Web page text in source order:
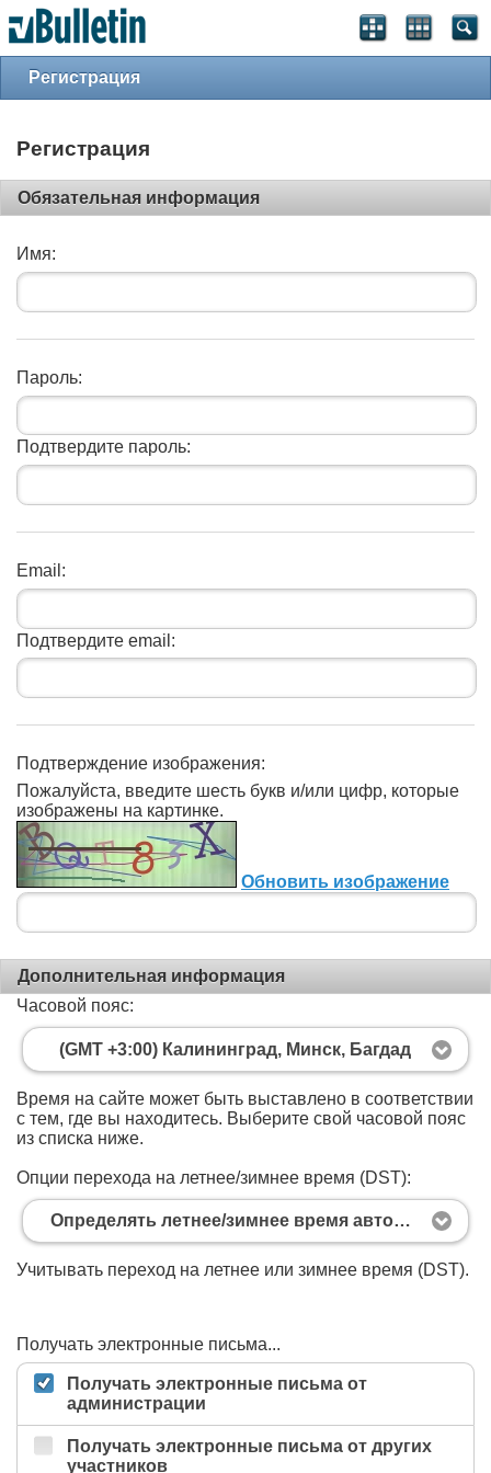
Регистрация
Регистрация
Обязательная информация
Имя:
Пароль:
Подтвердите пароль:
Email:
Подтвердите email:
Подтверждение изображения:
Пожалуйста, введите шесть букв и/или цифр, которые
изображены на картинке.
Обновить изображение
Дополнительная информация
Часовой пояс:
(GMT +3:00) Калининград, Минск, Багдад
Время на сайте может быть выставлено в соответствии
с тем, где вы находитесь. Выберите свой часовой пояс
из списка ниже.
Опции перехода на летнее/зимнее время (DST):
Определять летнее/зимнее время автоматически
Учитывать переход на летнее или зимнее время (DST).
Получать электронные письма...
Получать электронные письма от
администрации
Получать электронные письма от других
участников